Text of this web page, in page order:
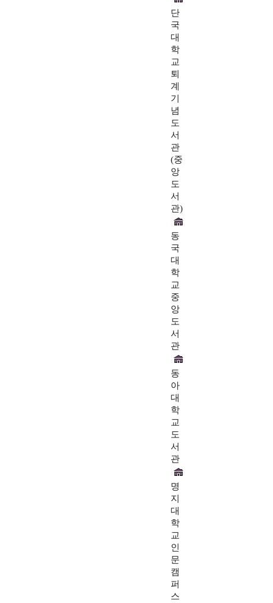
단
국
대
학
교
퇴
계
기
념
도
서
관
(중
앙
도
서
관)
동
국
대
학
교
중
앙
도
서
관
동
아
대
학
교
도
서
관
명
지
대
학
교
인
문
캠
퍼
스